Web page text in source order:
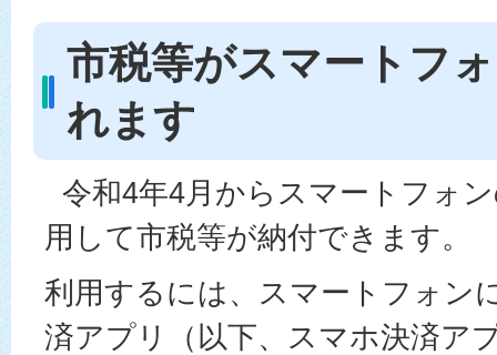
市税等がスマートフ
れます
令和4年4月からスマートフォ
用して市税等が納付できます。
利用するには、スマートフォン
済アプリ（以下、スマホ決済ア